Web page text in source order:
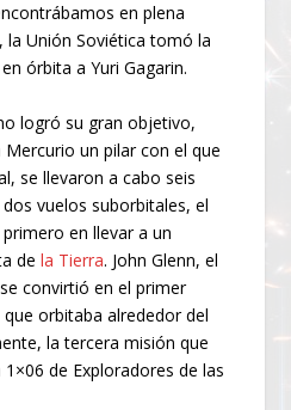
en plena
la Unión Soviética tomó la
órbita a Yuri Gagarin.
logró su gran objetivo,
un pilar con el que
se llevaron a cabo seis
vuelos suborbitales, el
en llevar a un
dela Tierra. John Glenn, el
convirtió en el primer
orbitaba alrededor del
la tercera misión que
de Exploradores de las